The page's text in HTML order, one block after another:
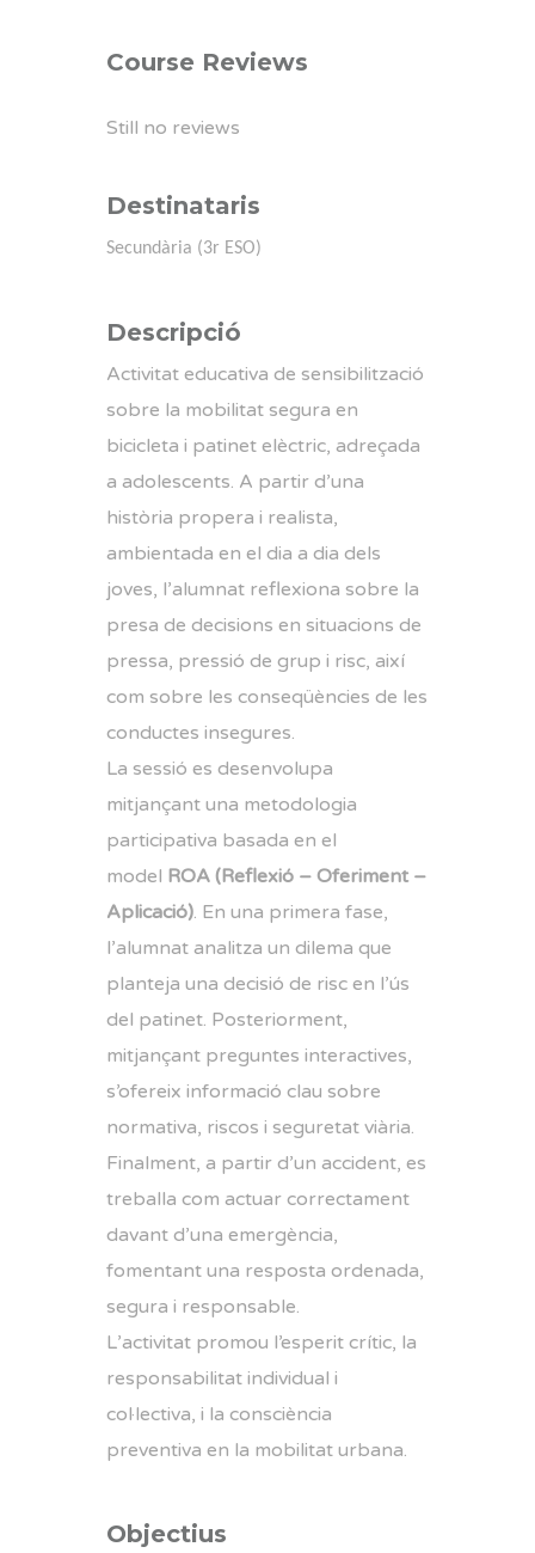
Course Reviews
Still no reviews
Destinataris
Secundària (3r ESO)
Descripció
Activitat educativa de sensibilització
sobre la mobilitat segura en
bicicleta i patinet elèctric, adreçada
a adolescents. A partir d’una
història propera i realista,
ambientada en el dia a dia dels
joves, l’alumnat reflexiona sobre la
presa de decisions en situacions de
pressa, pressió de grup i risc, així
com sobre les conseqüències de les
conductes insegures.
La sessió es desenvolupa
mitjançant una metodologia
participativa basada en el
model ROA (Reflexió – Oferiment –
Aplicació). En una primera fase,
l’alumnat analitza un dilema que
planteja una decisió de risc en l’ús
del patinet. Posteriorment,
mitjançant preguntes interactives,
s’ofereix informació clau sobre
normativa, riscos i seguretat viària.
Finalment, a partir d’un accident, es
treballa com actuar correctament
davant d’una emergència,
fomentant una resposta ordenada,
segura i responsable.
L’activitat promou l’esperit crític, la
responsabilitat individual i
col·lectiva, i la consciència
preventiva en la mobilitat urbana.
Objectius